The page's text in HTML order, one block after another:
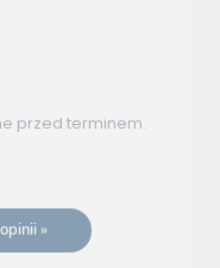
przed terminem.
»